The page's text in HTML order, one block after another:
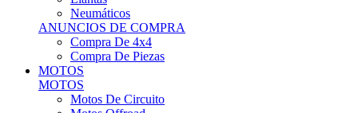
Neumáticos
ANUNCIOS DE COMPRA
Compra De 4x4
Compra De Piezas
MOTOS
MOTOS
Motos De Circuito